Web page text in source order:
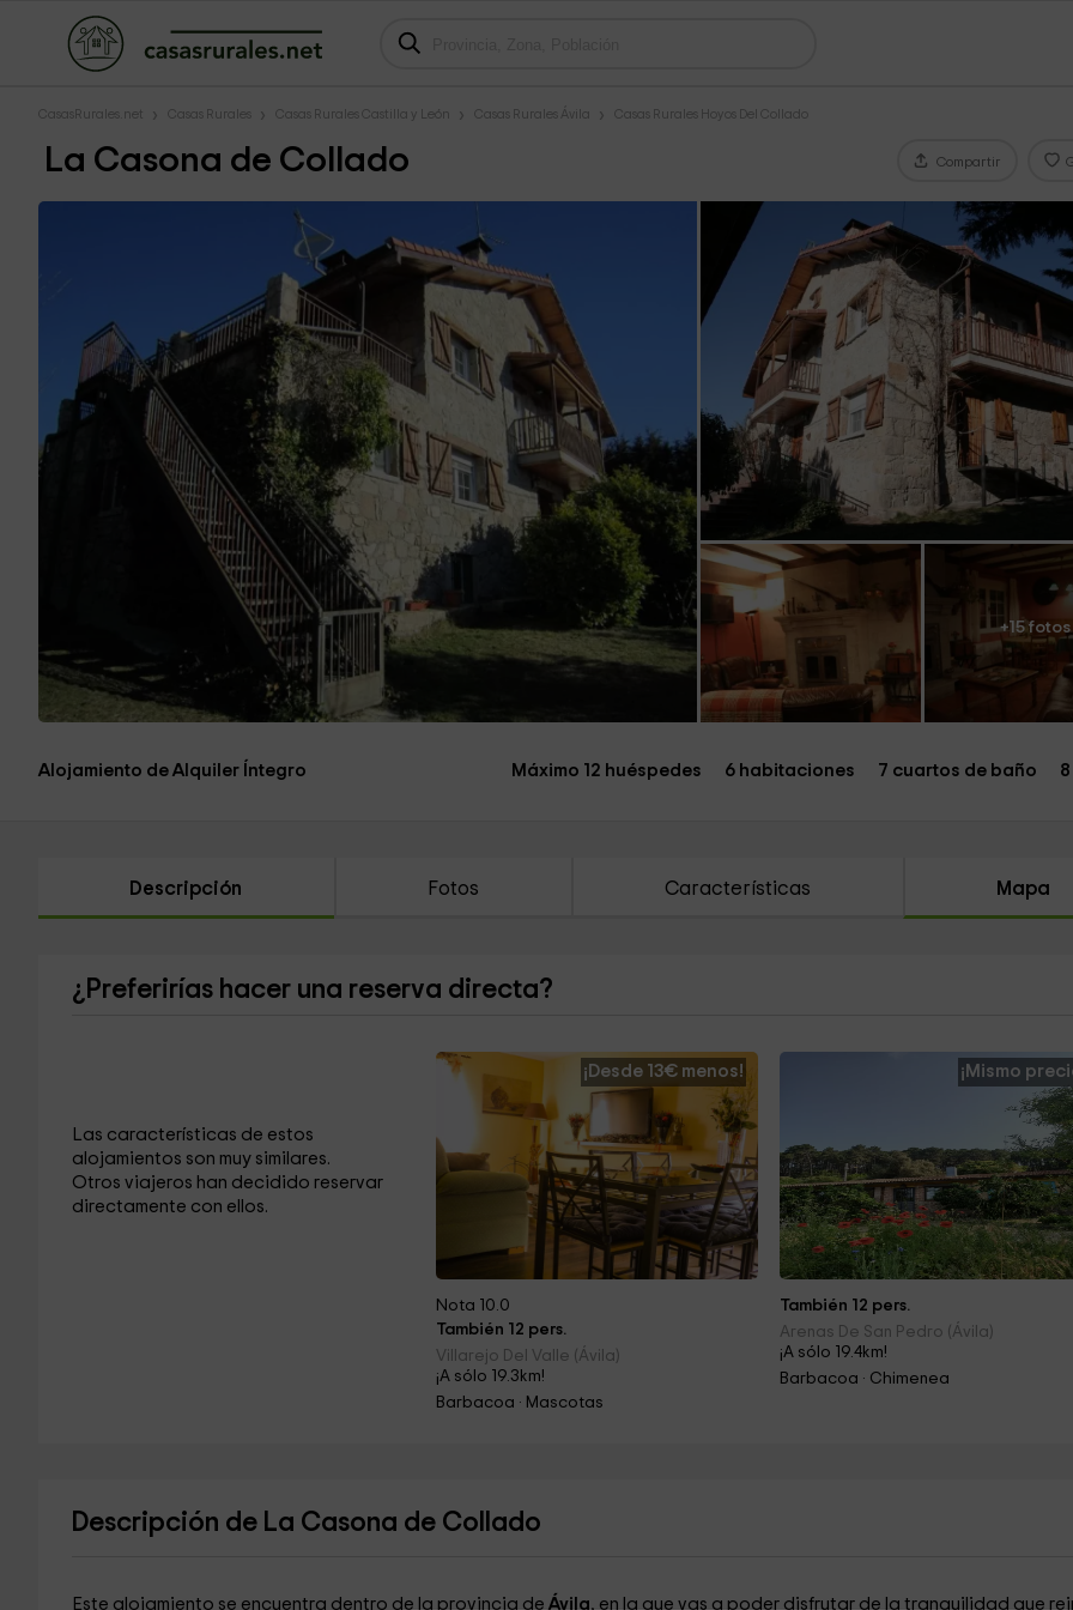
CasasRurales.net Casas Rurales Casas Rurales Castilla y León Casas Rurales Ávila Casas Rurales Hoyos Del Collado
La Casona de Collado Compartir
+15 fotos
Alojamiento de Alquiler Íntegro Máximo 12 huéspedes 6 habitaciones 7 cuartos de baño
Descripción Fotos Características Mapa
¿Preferirías hacer una reserva directa?
Las características de estos
alojamientos son muy similares.
Otros viajeros han decidido reservar
directamente con ellos.
¡Desde 13€ menos!
Nota 10.0
También 12 pers.
Villarejo Del Valle (Ávila)
¡A sólo 19.3km!
Barbacoa · Mascotas
¡Mismo
También 12 pers.
Arenas De San Pedro (Ávila)
¡A sólo 19.4km!
Barbacoa · Chimenea
Descripción de La Casona de Collado
Este alojamiento se encuentra dentro de la provincia de Ávila, en la que vas a poder disfrutar de la tranquilidad que